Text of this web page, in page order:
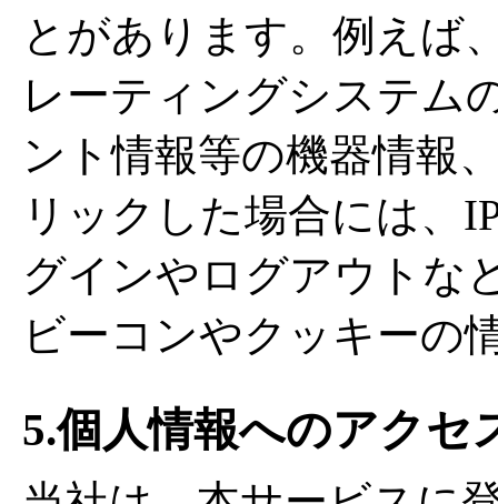
とがあります。例えば
レーティングシステム
ント情報等の機器情報
リックした場合には、
グインやログアウトな
ビーコンやクッキーの
5.個人情報へのアクセ